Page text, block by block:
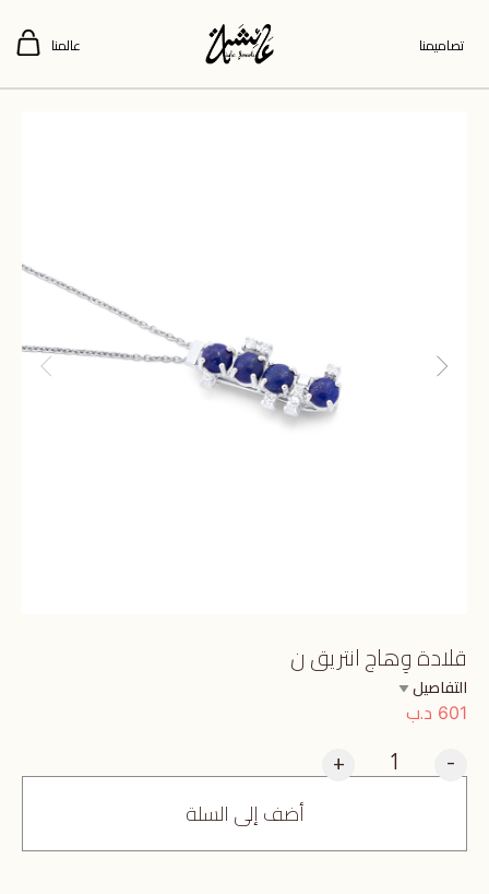
تصاميمنا عالمنا
قلادة وِهاج انتريق ن
التفاصيل
601 د.ب
-
+
أضف إلى السلة